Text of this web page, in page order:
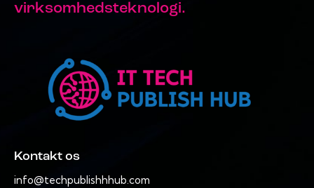
virksomhedsteknologi.
Kontakt os
info@techpublishhhub.com